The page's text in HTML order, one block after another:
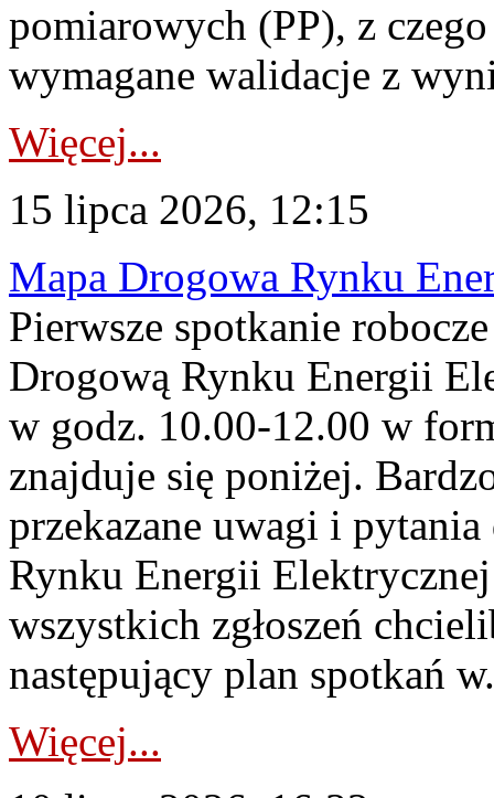
pomiarowych (PP), z
wymagane walidacje z
Więcej...
15 lipca 2026, 12:15
Mapa Drogowa Rynku
Pierwsze spotkanie
Drogową Rynku Energii
w godz. 10.00-12.00 w
znajduje się poniżej.
przekazane uwagi i
Rynku Energii
wszystkich zgłoszeń
następujący plan spotkań
Więcej...